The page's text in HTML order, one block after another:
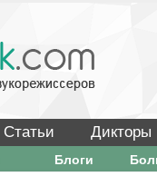
Статьи Дикторы
Блоги